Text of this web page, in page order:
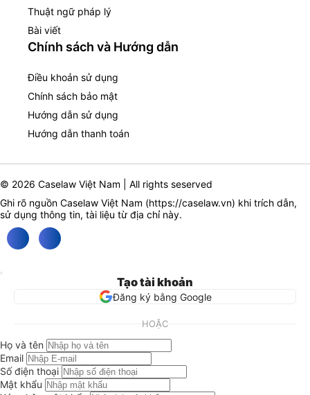
Thuật ngữ pháp lý
Bài viết
Chính sách và Hướng dẫn
Điều khoản sử dụng
Chính sách bảo mật
Hướng dẫn sử dụng
Hướng dẫn thanh toán
© 2026 Caselaw Việt Nam | All rights seserved
Ghi rõ nguồn Caselaw Việt Nam (https://caselaw.vn) khi trích dẫn,
sử dụng thông tin, tài liệu từ địa chỉ này.
Tạo tài khoản
Đăng ký bằng Google
HOẶC
Họ và tên
Email
Số điện thoại
Mật khẩu